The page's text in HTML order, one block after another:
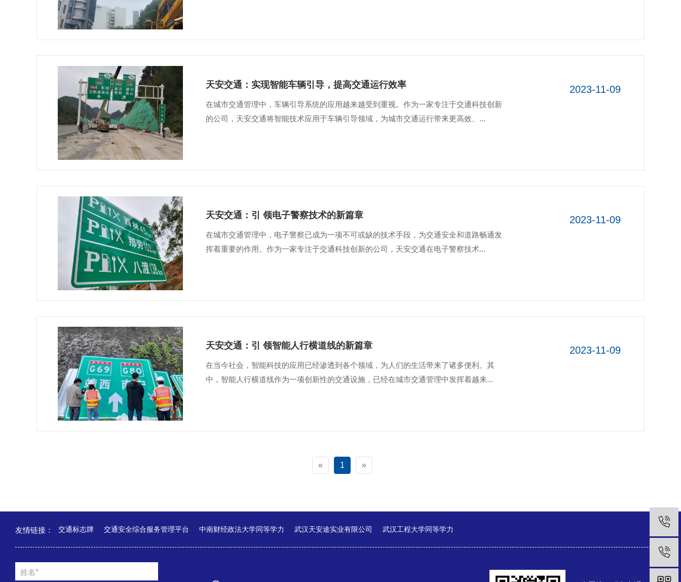
天安交通：实现智能车辆引导，提高交通运行效率
在城市交通管理中，车辆引导系统的应用越来越受到重视。作为一家专注于交通科技创新
的公司，天安交通将智能技术应用于车辆引导领域，为城市交通运行带来更高效、...
2023-11-09
天安交通：引 领电子警察技术的新篇章
在城市交通管理中，电子警察已成为一项不可或缺的技术手段，为交通安全和道路畅通发
挥着重要的作用。作为一家专注于交通科技创新的公司，天安交通在电子警察技术...
2023-11-09
天安交通：引 领智能人行横道线的新篇章
在当今社会，智能科技的应用已经渗透到各个领域，为人们的生活带来了诸多便利。其
中，智能人行横道线作为一项创新性的交通设施，已经在城市交通管理中发挥着越来...
2023-11-09
« 1 »
友情链接： 交通标志牌 交通安全综合服务管理平台 中南财经政法大学同等学力 武汉天安途实业有限公司 武汉工程大学同等学力
姓名*